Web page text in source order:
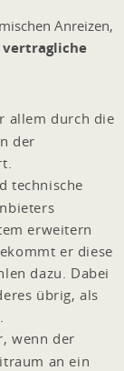
Anreizen,
allem durch die
der
technische
erweitern
er diese
dazu. Dabei
übrig, als
wenn der
an ein